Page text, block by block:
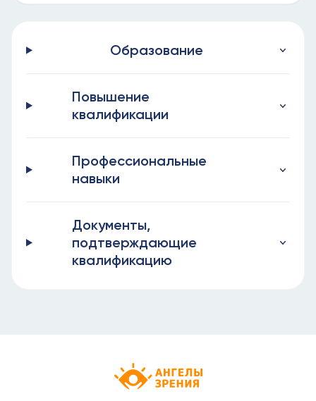
Образование
Повышение
квалификации
Профессиональные
навыки
Документы,
подтверждающие
квалификацию
Детская офтальмология Ангелы